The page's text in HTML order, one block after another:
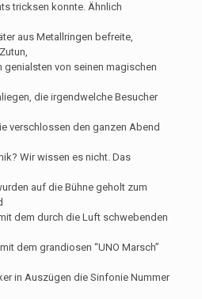
tricksen konnte. Ähnlich
aus Metallringen befreite,
genialsten von seinen magischen
die irgendwelche Besucher
verschlossen den ganzen Abend
Wir wissen es nicht. Das
auf die Bühne geholt zum
dem durch die Luft schwebenden
dem grandiosen “UNO Marsch”
in Auszügen die Sinfonie Nummer